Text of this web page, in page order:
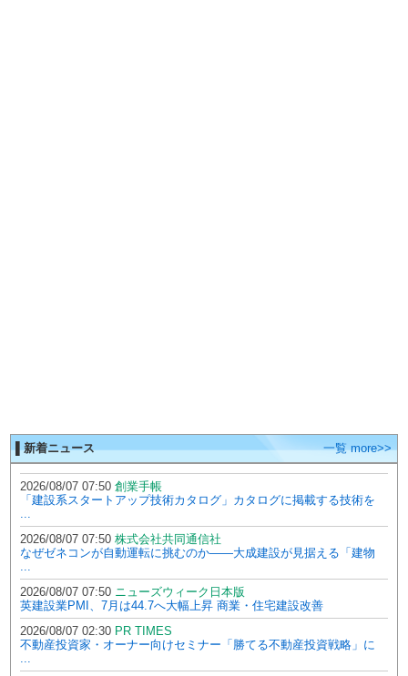
▌新着ニュース 一覧 more>>
2026/08/07 07:50 創業手帳
「建設系スタートアップ技術カタログ」カタログに掲載する技術を
...
2026/08/07 07:50 株式会社共同通信社
なぜゼネコンが自動運転に挑むのか――大成建設が見据える「建物
...
2026/08/07 07:50 ニューズウィーク日本版
英建設業PMI、7月は44.7へ大幅上昇 商業・住宅建設改善
2026/08/07 02:30 PR TIMES
不動産投資家・オーナー向けセミナー「勝てる不動産投資戦略」に
...